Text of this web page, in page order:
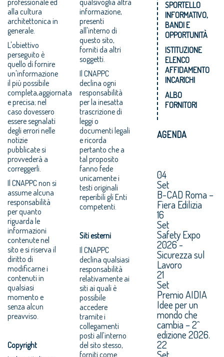
alla cultura
architettonica in
generale.
L'obiettivo
perseguito è
quello di fornire
un'informazione
il più possibile
completa,aggiornata
e precisa; nel
caso dovessero
essere segnalati
degli errori nelle
notizie
pubblicate si
provvederà a
correggerli.
Il CNAPPC non si
assume alcuna
responsabilità
per quanto
riguarda le
informazioni
contenute nel
sito e si riserva il
diritto di
modificarne i
contenuti in
qualsiasi
momento e
senza alcun
preavviso.
Copyright
informazione,
presenti
all'interno di
questo sito,
forniti da altri
soggetti.
Il CNAPPC
declina ogni
responsabilità
per la inesatta
trascrizione di
leggi o
documenti legali
e ricorda
pertanto che a
tal proposito
fanno fede
unicamente i
testi originali
reperibili gli Enti
competenti.
Siti esterni
Il CNAPPC
declina qualsiasi
responsabilità
relativamente ai
siti ai quali è
possibile
accedere
tramite i
collegamenti
posti all'interno
del sito stesso,
forniti come
SPORTELLO
INFORMATIVO,
BANDI E
OPPORTUNITÀ
ISTITUZIONE
ELENCO
AFFIDAMENTO
INCARICHI
ALBO
FORNITORI
AGENDA
04
Set
B-CAD Roma –
Fiera Edilizia
16
Set
Safety Expo
2026 -
Sicurezza sul
Lavoro
21
Set
Premio AIDIA
Idee per un
mondo che
cambia – 2^
edizione 2026.
22
Set